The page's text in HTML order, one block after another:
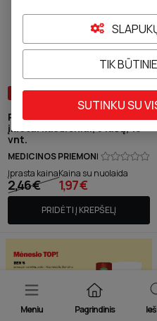
Meniu Pagrindinis
+ DOVANA
RIA SLIP PREMIUM MAXI
įklotai kasdieniai, 3 lašų, 16
vnt.
MEDICINOS PRIEMONĖ
Įprasta kaina
2,46 €
Kaina su nuolaida
1,97 €
PRIDĖTI Į KREPŠELĮ
TIK
SUTINKU SU